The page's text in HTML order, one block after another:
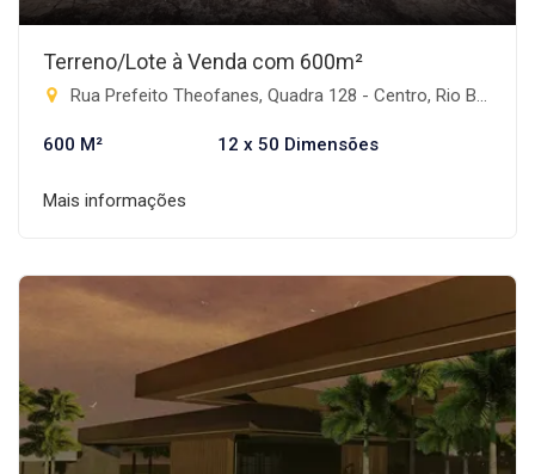
Terreno/Lote à Venda com 600m²
Rua Prefeito Theofanes, Quadra 128 - Centro, Rio Brilhante-MS
600 M² 12 x 50 Dimensões
Mais informações